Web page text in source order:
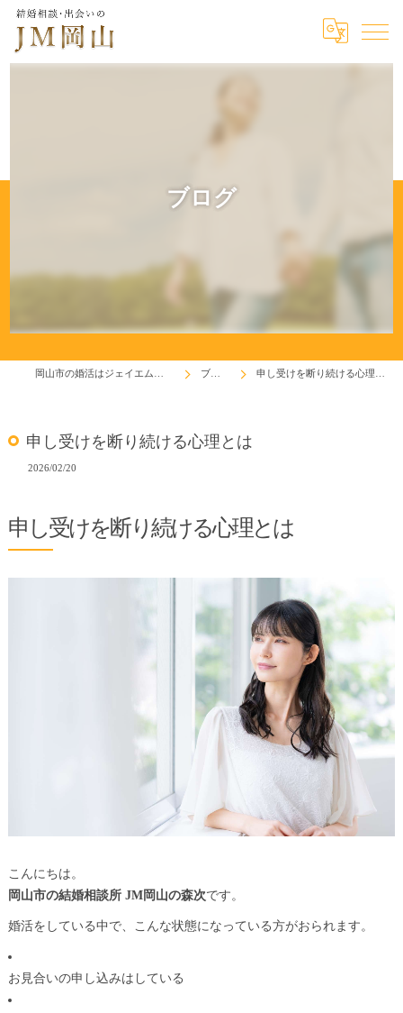
ブログ
ブログ 申し受けを断り続ける心理とは
申し受けを断り続ける心理とは
2026/02/20
申し受けを断り続ける心理とは
こんにちは。
岡山市の結婚相談所 JM岡山の森次です。
婚活をしている中で、こんな状態になっている方がおられます。
お見合いの申し込みはしている